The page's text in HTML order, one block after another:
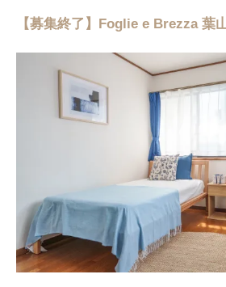
【募集終了】Foglie e Brezza 葉